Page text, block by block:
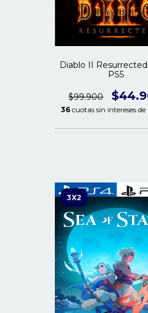
Diablo II
PS5
$99.900
36 cuotas sin intereses de
3X2